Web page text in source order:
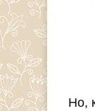
Но,